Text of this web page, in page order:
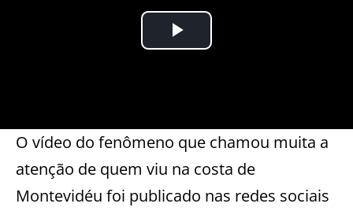
O vídeo do fenômeno que chamou muita a
atenção de quem viu na costa de
Montevidéu foi publicado nas redes sociais